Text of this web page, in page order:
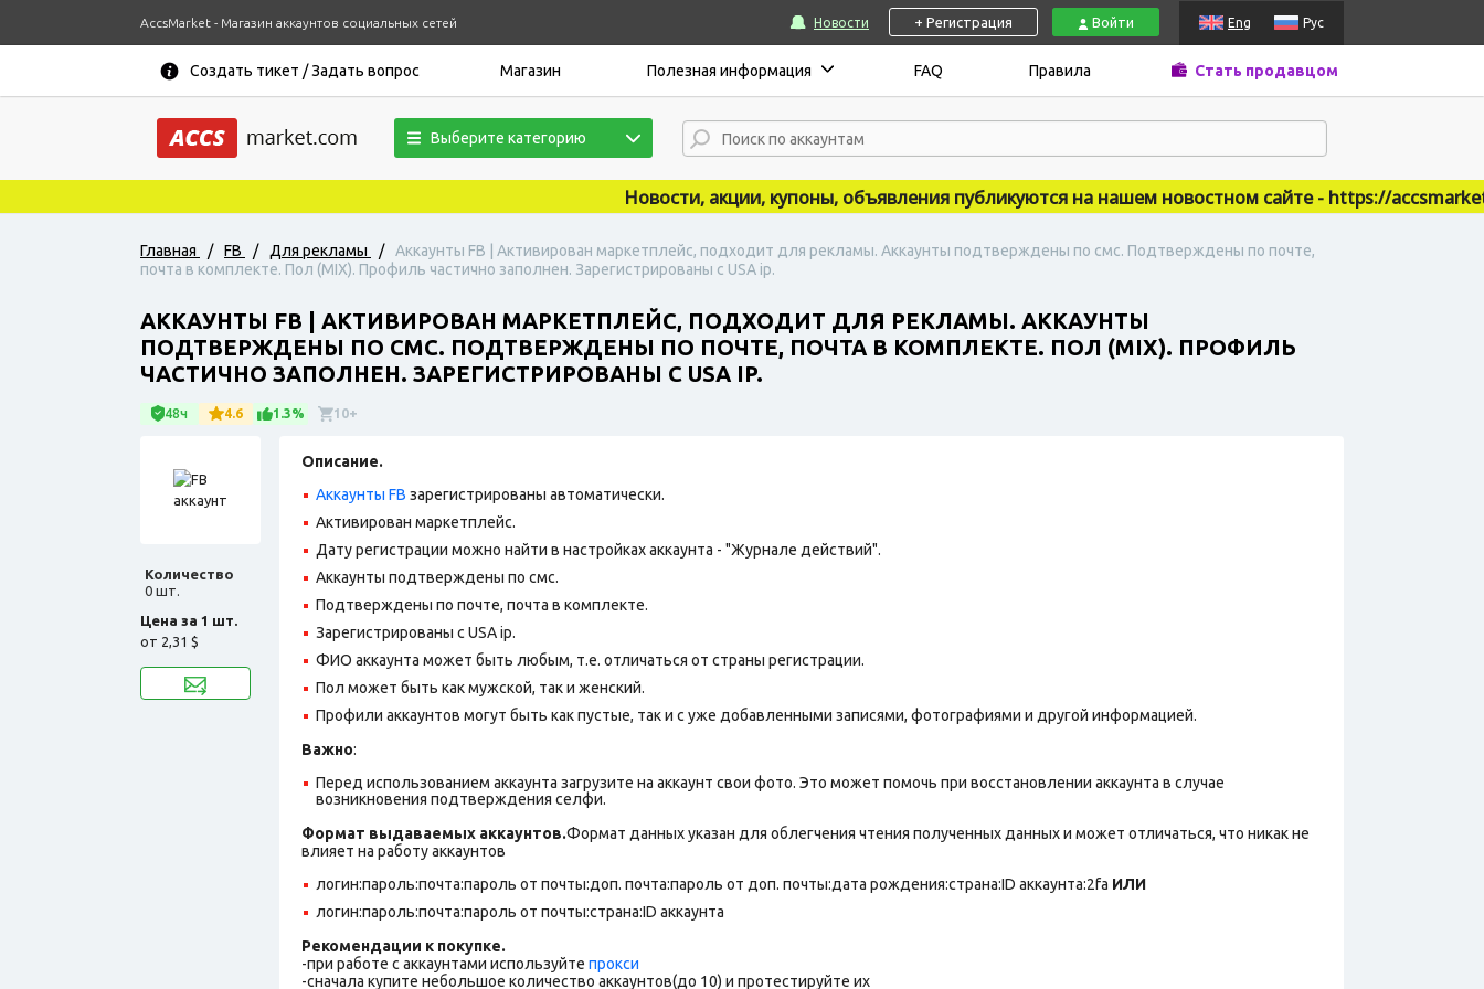
AccsMarket - Магазин аккаунтов социальных сетей Новости + Регистрация Войти Eng Рус
Создать тикет / Задать вопрос Магазин Полезная информация FAQ Правила Стать продавцом
Выберите категорию
Новости, акции, купоны, объявления публикуются на нашем новостном сайте - https://
Главная / FB / Для рекламы /
Аккаунты FB | Активирован маркетплейс, подходит для рекламы. Аккаунты подтверждены по смс. Подтверждены по почте,
почта в комплекте. Пол (MIX). Профиль частично заполнен. Зарегистрированы с USA ip.
АККАУНТЫ FB | АКТИВИРОВАН МАРКЕТПЛЕЙС, ПОДХОДИТ ДЛЯ РЕКЛАМЫ. АККАУНТЫ
ПОДТВЕРЖДЕНЫ ПО СМС. ПОДТВЕРЖДЕНЫ ПО ПОЧТЕ, ПОЧТА В КОМПЛЕКТЕ. ПОЛ (MIX). ПРОФИЛЬ
ЧАСТИЧНО ЗАПОЛНЕН. ЗАРЕГИСТРИРОВАНЫ С USA IP.
48ч 4.6 1.3% 10+
Количество
0 шт.
Цена за 1 шт.
от 2,31 $
Описание.
Аккаунты FB зарегистрированы автоматически.
Активирован маркетплейс.
Дату регистрации можно найти в настройках аккаунта - "Журнале действий".
Аккаунты подтверждены по смс.
Подтверждены по почте, почта в комплекте.
Зарегистрированы с USA ip.
ФИО аккаунта может быть любым, т.е. отличаться от страны регистрации.
Пол может быть как мужской, так и женский.
Профили аккаунтов могут быть как пустые, так и с уже добавленными записями, фотографиями и другой информацией.
Важно:
Перед использованием аккаунта загрузите на аккаунт свои фото. Это может помочь при восстановлении аккаунта в случае
возникновения подтверждения селфи.
Формат выдаваемых аккаунтов.Формат данных указан для облегчения чтения полученных данных и может отличаться, что никак не
влияет на работу аккаунтов
логин:пароль:почта:пароль от почты:доп. почта:пароль от доп. почты:дата рождения:страна:ID аккаунта:2fa ИЛИ
логин:пароль:почта:пароль от почты:страна:ID аккаунта
Рекомендации к покупке.
-при работе с аккаунтами используйте прокси
-сначала купите небольшое количество аккаунтов(до 10) и протестируйте их